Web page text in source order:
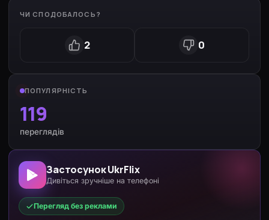
ЧИ СПОДОБАЛОСЬ?
2 0
ПОПУЛЯРНІСТЬ
119
переглядів
Застосунок UkrFlix
Дивіться зручніше на телефоні
Перегляд без реклами